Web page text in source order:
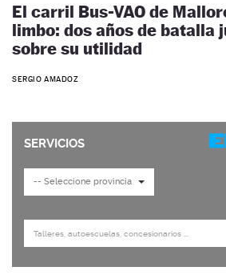
El carril Bus-VAO de
limbo: dos años de batalla
sobre su utilidad
SERGIO AMADOZ